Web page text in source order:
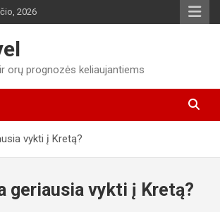
2026
orų prognozės keliaujantiems
vykti į Kretą?
geriausia vykti į Kretą?